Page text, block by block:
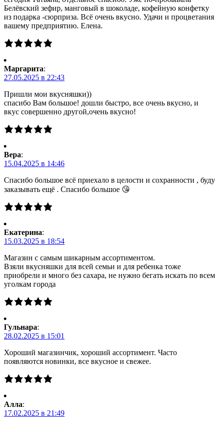
Белёвский зефир, манговый в шоколаде, кофейную конфетку
из подарка -сюрприза. Всё очень вкусно. Удачи и процветания
вашему предприятию. Елена.
Маргарита:
27.05.2025 в 22:43
Пришли мои вкусняшки))
спасибо Вам большое! дошли быстро, все очень вкусно, и
вкус совершенно другой,очень вкусно!
Вера:
15.04.2025 в 14:46
Спасибо большое всё приехало в целости и сохранности , буду
заказывать ещё . Спасибо большое 😘
Екатерина:
15.03.2025 в 18:54
Магазин с самым шикарным ассортиментом.
Взяли вкусняшки для всей семьи и для ребенка тоже
приобрели и много без сахара, не нужно бегать искать по всем
уголкам города
Гульнара:
28.02.2025 в 15:01
Хороший магазинчик, хороший ассортимент. Часто
появляются новинки, все вкусное и свежее.
Алла:
17.02.2025 в 21:49